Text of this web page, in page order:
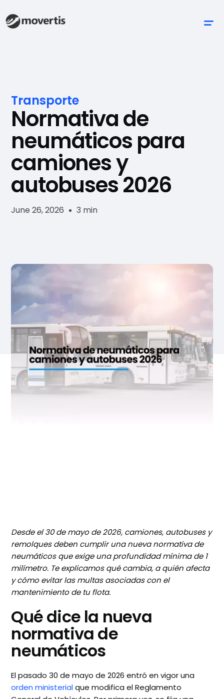
Transporte
Normativa de
neumáticos para
camiones y
autobuses 2026
June 26, 2026 3 min
Desde el 30 de mayo de 2026, camiones, autobuses y
remolques deben cumplir una nueva normativa de
neumáticos que exige una profundidad mínima de 1
milímetro. Te explicamos qué cambia, a quién afecta
y cómo evitar las multas asociadas con el
mantenimiento de tu flota.
Qué dice la nueva
normativa de
neumáticos
El pasado 30 de mayo de 2026 entró en vigor una
orden ministerialque modifica el Reglamento